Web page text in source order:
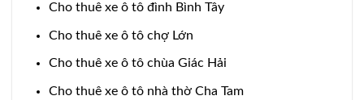
Cho thuê xe ô tô đình Bình Tây
Cho thuê xe ô tô chợ Lớn
Cho thuê xe ô tô chùa Giác Hải
Cho thuê xe ô tô nhà thờ Cha Tam